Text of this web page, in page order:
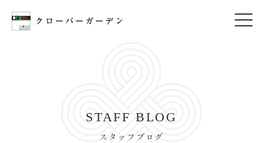
t
STAFF BLOG
スタッフブログ